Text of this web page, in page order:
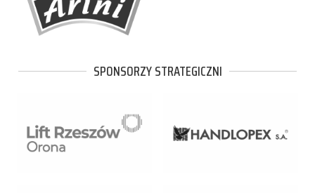
SPONSORZY STRATEGICZNI